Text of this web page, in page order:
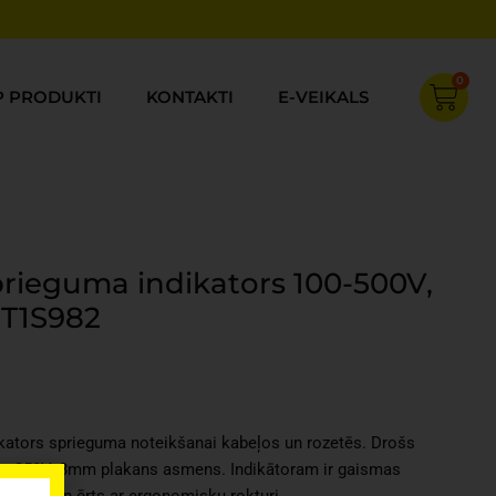
PRODUKTI KONTAKTI E-VEIKALS
0
Cart
indikators 100-500V,
sprieguma noteikšanai kabeļos un rozetēs. Drošs
250V. 3mm plakans asmens. Indikātoram ir gaismas